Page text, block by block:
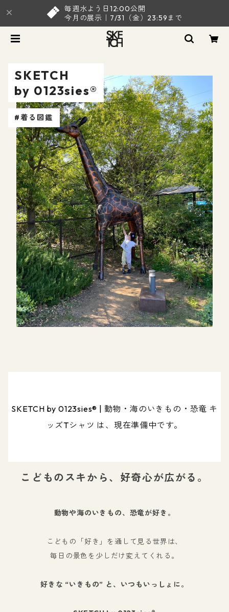
毎週水よう日12:00公開
今月の展示｜7/31（金）23:59まで
SKETCH
by 0123sies®︎
#着る図鑑
SKETCH by 0123sies®︎ | 動物・海のいきもの・恐竜 キ
ッズTシャツ は、現在準備中です。
こどものスキから、好奇心が広がる。
動物や海のいきもの、恐竜が好き。
こどもの「好き」を通して見る世界は、
毎日の景色を少しだけ変えてくれる。
好きな “いきもの” と、いつもいっしょに。